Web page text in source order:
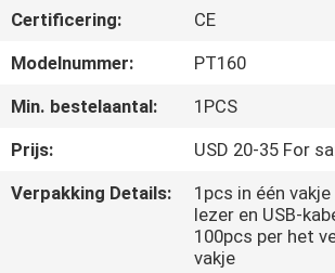
FABRIEKSREIS
KWALITEITSCONTROLE
CONTACTEER
Certificering:
CE
Modelnummer:
PT160
Min. bestelaantal:
1PCS
Prijs:
USD 20-35 For
Verpakking Details:
1pcs in één
lezer en USB-
100pcs per het
vakje